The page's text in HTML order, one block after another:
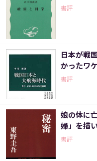
書評
日本が戦
かったワケ
書評
娘の体に
婦」を描
書評